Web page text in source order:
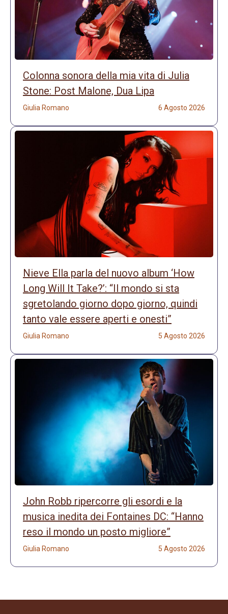
Colonna sonora della mia vita di Julia
Stone: Post Malone, Dua Lipa
Giulia Romano 6 Agosto 2026
Nieve Ella parla del nuovo album ‘How
Long Will It Take?’: “Il mondo si sta
sgretolando giorno dopo giorno, quindi
tanto vale essere aperti e onesti”
Giulia Romano 5 Agosto 2026
John Robb ripercorre gli esordi e la
musica inedita dei Fontaines DC: “Hanno
reso il mondo un posto migliore”
Giulia Romano 5 Agosto 2026